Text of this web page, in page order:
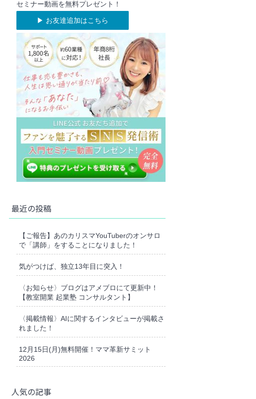
セミナー動画を無料プレゼント！
▶︎ お友達追加はこちら
最近の投稿
【ご報告】あのカリスマYouTuberのオンサロ
で「講師」をすることになりました！
気がつけば、独立13年目に突入！
〈お知らせ〉ブログはアメブロにて更新中！
【教室開業 起業塾 コンサルタント】
〈掲載情報〉AIに関するインタビューが掲載さ
れました！
12月15日(月)無料開催！ママ革新サミット
2026
人気の記事